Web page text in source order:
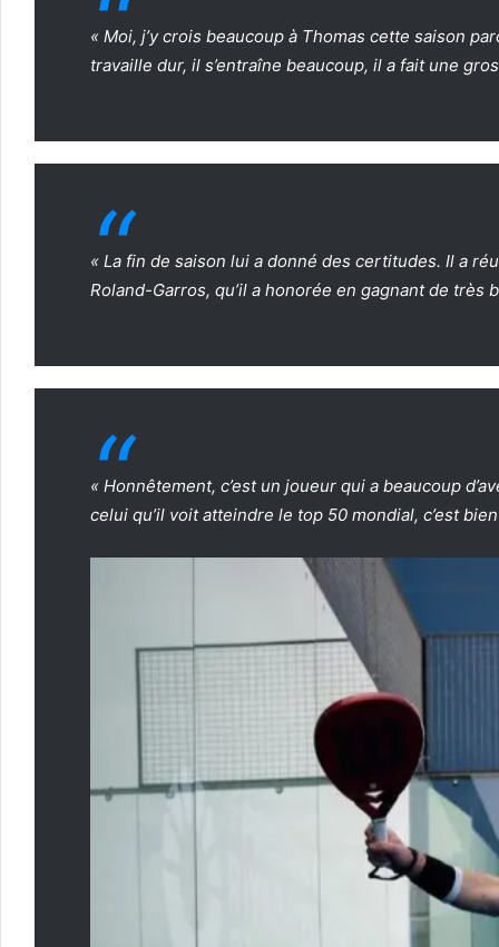
« Moi, j’y crois beaucoup à Thomas cette saison
travaille dur, il s’entraîne beaucoup, il a fait une
« La fin de saison lui a donné des certitudes. Il a
Roland-Garros, qu’il a honorée en gagnant de très
« Honnêtement, c’est un joueur qui a beaucoup
celui qu’il voit atteindre le top 50 mondial, c’est